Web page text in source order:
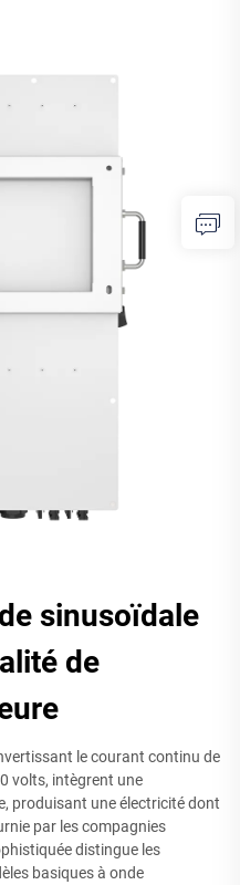
sinusoïdale
de
le courant continu de
volts, intègrent une
produisant une électricité dont
par les compagnies
distingue les
basiques à onde